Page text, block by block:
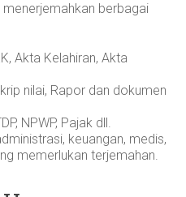
berbagai
Akta Kelahiran, Akta
nilai, Rapor dan dokumen
NPWP, Pajak dll.
keuangan, medis,
memerlukan terjemahan.